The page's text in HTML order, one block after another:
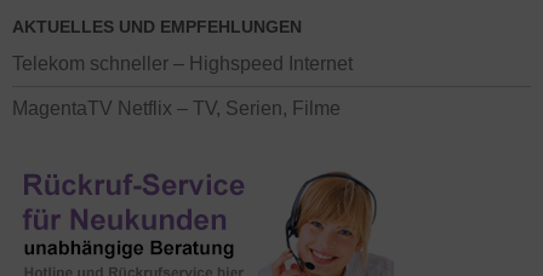
AKTUELLES UND EMPFEHLUNGEN
Telekom schneller – Highspeed Internet
MagentaTV Netflix – TV, Serien, Filme